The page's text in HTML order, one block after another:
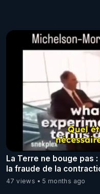
La Terre ne bouge pas
la fraude de la
47 views 5 months ago